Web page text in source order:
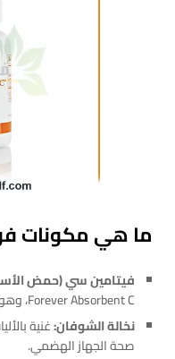
ما هي مكونات
فيتامين سي (حمض
Forever Absorbent C، وهو ضروري لصحة جيدة.
نخالة الشوفان:غنية
صحة الجهاز الهضمي.